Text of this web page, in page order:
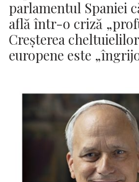
parlamentul Spaniei
află într-o criză
Creșterea
europene este